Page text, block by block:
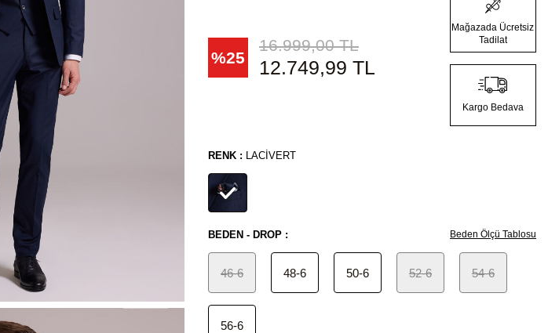
%25
16.999,00TL
12.749,99 TL
Mağazada Ücretsiz
Tadilat
Kargo Bedava
RENK : LACIVERT
BEDEN - DROP : Beden Ölçü Tablosu
46-6 48-6 50-6 52-6 54-6
56-6